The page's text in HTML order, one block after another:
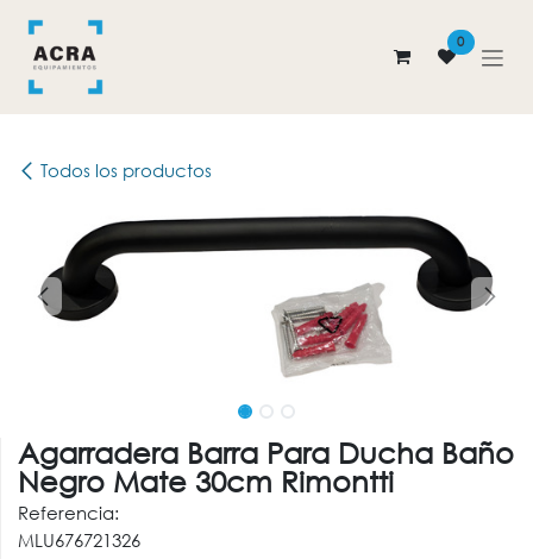
0
Todos los productos
Agarradera Barra Para Ducha Baño
Negro Mate 30cm Rimontti
Referencia:
MLU676721326